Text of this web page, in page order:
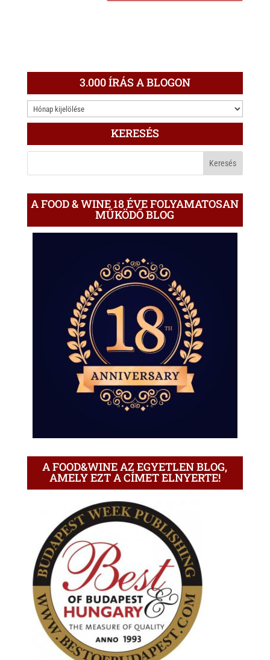
3.000 ÍRÁS A BLOGON
3.000
ÍRÁS
KERESÉS
A FOOD & WINE 18 ÉVE FOLYAMATOSAN
MŰKÖDŐ BLOG
A FOOD&WINE AZ EGYETLEN BLOG,
AMELY EZT A CÍMET ELNYERTE!